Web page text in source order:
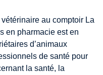
au comptoir La
en pharmacie est en
d’animaux
de santé pour
la santé, la